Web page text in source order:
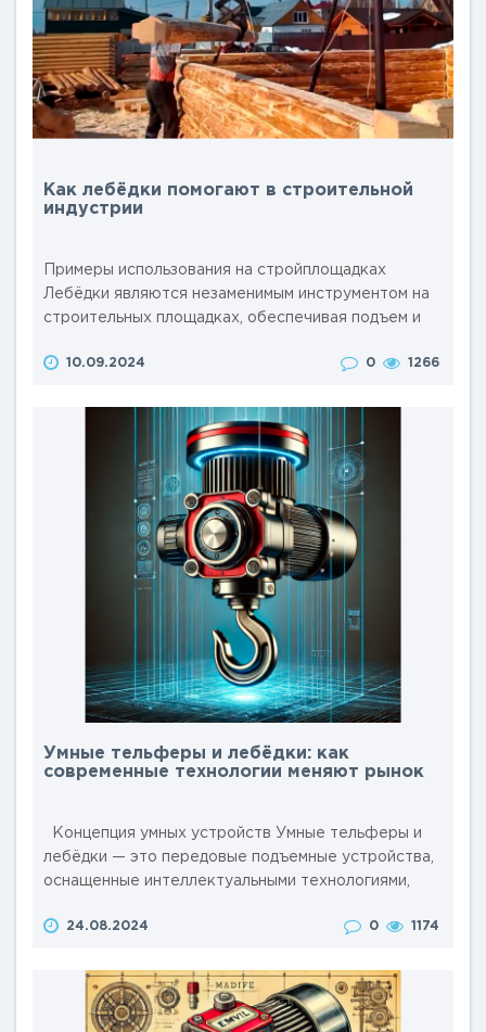
Как лебёдки помогают в строительной
индустрии
Примеры использования на стройплощадках
Лебёдки являются незаменимым инструментом на
строительных площадках, обеспечивая подъем и
упрощает и ускоряет строительные работы.
использования лебёдок в строительной индустрии:
1. Подъем строительных материалов Лебёдки
используются для подъема и перемеще..
10.09.2024 0 1266
Умные тельферы и лебёдки: как
современные технологии меняют рынок
Концепция умных устройств Умные тельферы и
лебёдки — это передовые подъемные устройства,
оснащенные интеллектуальными технологиями,
интеллект (AI) и автоматизированные системы
самостоятельно собирать и анализировать данные
о своей работе (контроль состояния,
предсказывание неисправностей), обеспечивая о..
24.08.2024 0 1174